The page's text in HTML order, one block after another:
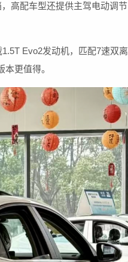
高配车型还提供主驾电动调节
Evo2发动机，匹配7速双离
更值得。